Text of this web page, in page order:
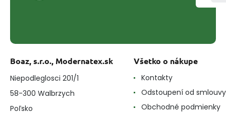
Boaz, s.r.o., Modernatex.sk
Niepodleglosci 201/1
58-300 Walbrzych
Poľsko
Všetko o nákupe
Kontakty
Odstoupení od smlouvy
Obchodné podmienky